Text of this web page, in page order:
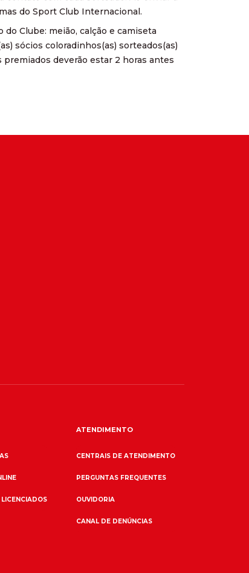
do Sport Club Internacional.
Clube: meião, calção e camiseta
sócios coloradinhos(as) sorteados(as)
deverão estar 2 horas antes
ATENDIMENTO
CENTRAIS DE ATENDIMENTO
PERGUNTAS FREQUENTES
OUVIDORIA
CANAL DE DENÚNCIAS